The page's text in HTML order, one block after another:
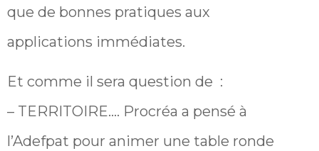
que de bonnes pratiques aux
applications immédiates.
Et comme il sera question de :
– TERRITOIRE…. Procréa a pensé à
l’Adefpat pour animer une table ronde